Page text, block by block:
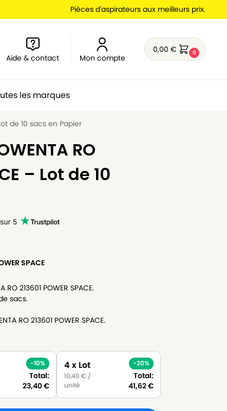
Pièces d'aspirateurs aux meilleurs prix.
Aide & contact Mon compte
0,00€ 0
les marques
de 10 sacs en Papier
RO
– Lot de 10
SPACE
213601 POWER SPACE.
sacs.
RO 213601 POWER SPACE.
-10%
Total:
23,40€
4 x Lot
10,40 € /
unité
-20%
Total:
41,62€